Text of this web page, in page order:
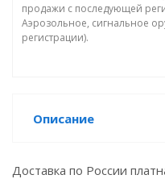
продажи с последующей
Аэрозольное, сигнальное
регистрации).
Описание
Доставка по России